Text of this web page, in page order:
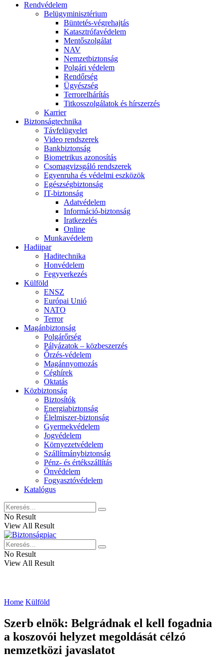
Rendvédelem
Belügyminisztérium
Büntetés-végrehajtás
Katasztrófavédelem
Mentőszolgálat
NAV
Nemzetbiztonság
Polgári védelem
Rendőrség
Ügyészség
Terrorelhárítás
Titkosszolgálatok és hírszerzés
Karrier
Biztonságtechnika
Távfelügyelet
Video rendszerek
Bankbiztonság
Biometrikus azonosítás
Csomagvizsgáló rendszerek
Egyenruha és védelmi eszközök
Egészségbiztonság
IT-biztonság
Adatvédelem
Információ-biztonság
Iratkezelés
Online
Munkavédelem
Hadiipar
Haditechnika
Honvédelem
Fegyverkezés
Külföld
ENSZ
Európai Unió
NATO
Terror
Magánbiztonság
Polgárőrség
Pályázatok – közbeszerzés
Őrzés-védelem
Magánnyomozás
Céghírek
Oktatás
Közbiztonság
Biztosítók
Energiabiztonság
Élelmiszer-biztonság
Gyermekvédelem
Jogvédelem
Környezetvédelem
Szállítmánybiztonság
Pénz- és értékszállítás
Önvédelem
Fogyasztóvédelem
Katalógus
No Result
View All Result
No Result
View All Result
Home Külföld
Szerb elnök: Belgrádnak el kell fogadnia
a koszovói helyzet megoldását célzó
nemzetközi javaslatot